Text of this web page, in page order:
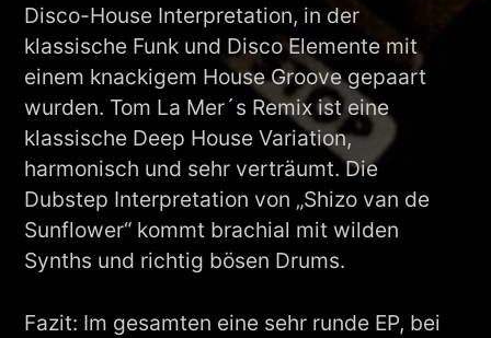
Disco-House Interpretation, in der
klassische Funk und Disco Elemente mit
einem knackigem House Groove gepaart
wurden. Tom La Mer´s Remix ist eine
klassische Deep House Variation,
harmonisch und sehr verträumt. Die
Dubstep Interpretation von „Shizo van de
Sunflower“ kommt brachial mit wilden
Synths und richtig bösen Drums.
Fazit: Im gesamten eine sehr runde EP, bei